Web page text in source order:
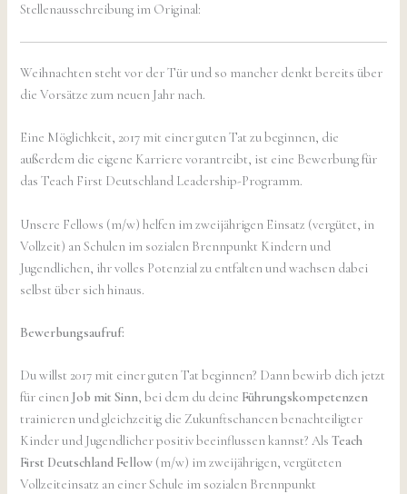
Stellenausschreibung im Original:
Weihnachten steht vor der Tür und so mancher denkt bereits über
die Vorsätze zum neuen Jahr nach.
Eine Möglichkeit, 2017 mit einer guten Tat zu beginnen, die
außerdem die eigene Karriere vorantreibt, ist eine Bewerbung für
das Teach First Deutschland Leadership-Programm.
Unsere Fellows (m/w) helfen im zweijährigen Einsatz (vergütet, in
Vollzeit) an Schulen im sozialen Brennpunkt Kindern und
Jugendlichen, ihr volles Potenzial zu entfalten und wachsen dabei
selbst über sich hinaus.
Bewerbungsaufruf:
Du willst 2017 mit einer guten Tat beginnen? Dann bewirb dich jetzt
für einen Job mit Sinn, bei dem du deine Führungskompetenzen
trainieren und gleichzeitig die Zukunftschancen benachteiligter
Kinder und Jugendlicher positiv beeinflussen kannst? AlsTeach
First Deutschland Fellow (m/w) im zweijährigen, vergüteten
Vollzeiteinsatz an einer Schule im sozialen Brennpunkt